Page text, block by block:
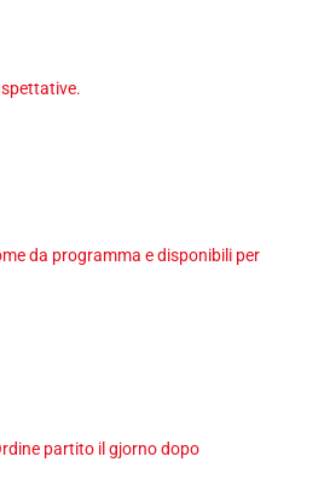
da programma e disponibili per
partito il gjorno dopo